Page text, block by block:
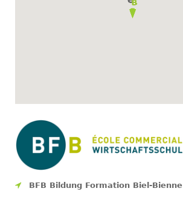
BFB Bildung Formation Biel-Bienne